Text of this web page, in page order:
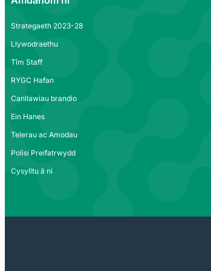
Strategaeth 2023-28
Llywodraethu
Tîm Staff
RYGC Hafan
Canllawiau brandio
Ein Hanes
Telerau ac Amodau
Polisi Preifatrwydd
Cysylltu â ni